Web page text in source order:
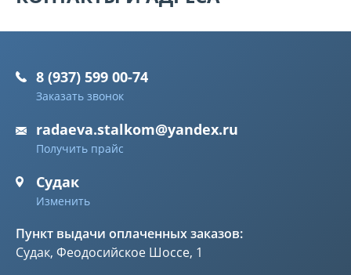
8 (937) 599 00-74
Заказать звонок
radaeva.stalkom@yandex.ru
Получить прайс
Судак
Изменить
Пункт выдачи оплаченных заказов:
Судак, Феодосийское Шоссе, 1